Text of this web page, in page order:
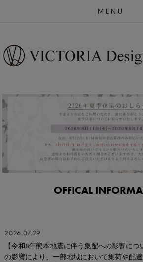
MENU
OFFICAL
2026.07.29
【令和8年熊本地震に伴う集配への影響に
の影響により、一部地域において集荷や配